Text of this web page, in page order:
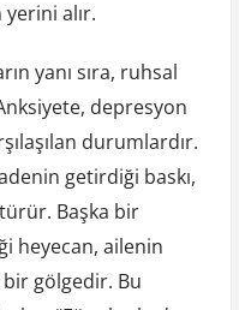
alır.
yanı sıra, ruhsal
depresyon
durumlardır.
getirdiği baskı,
Başka bir
heyecan, ailenin
gölgedir. Bu